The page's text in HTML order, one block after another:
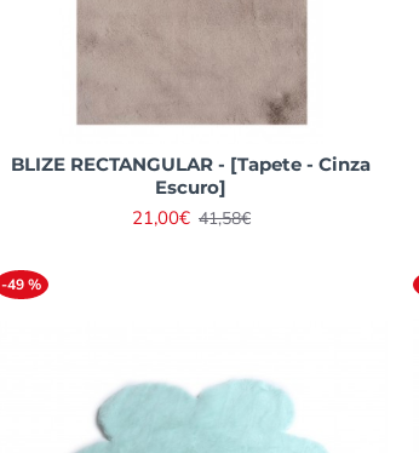
BLIZE RECTANGULAR - [Tapete - Cinza
Escuro]
21,00€ 41,58€
-49 %